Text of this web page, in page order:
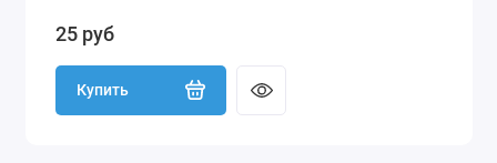
25 руб
Купить